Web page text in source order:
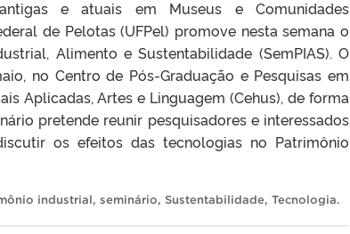
e atuais em Museus e Comunidades
de Pelotas (UFPel) promove nesta semana o
Alimento e Sustentabilidade (SemPIAS). O
no Centro de Pós-Graduação e Pesquisas em
Aplicadas, Artes e Linguagem (Cehus), de forma
pretende reunir pesquisadores e interessados
os efeitos das tecnologias no Patrimônio
industrial, seminário, Sustentabilidade, Tecnologia.